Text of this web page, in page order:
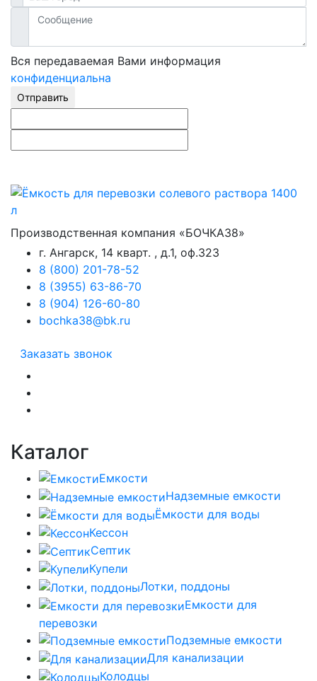
Вся передаваемая Вами информация
конфиденциальна
Отправить
Производственная компания «БОЧКА38»
г. Ангарск, 14 кварт. , д.1, оф.323
8 (800) 201-78-52
8 (3955) 63-86-70
8 (904) 126-60-80
bochka38@bk.ru
Заказать звонок
Каталог
Емкости
Надземные емкости
Ёмкости для воды
Кессон
Септик
Купели
Лотки, поддоны
Емкости для
перевозки
Подземные емкости
Для канализации
Колодцы